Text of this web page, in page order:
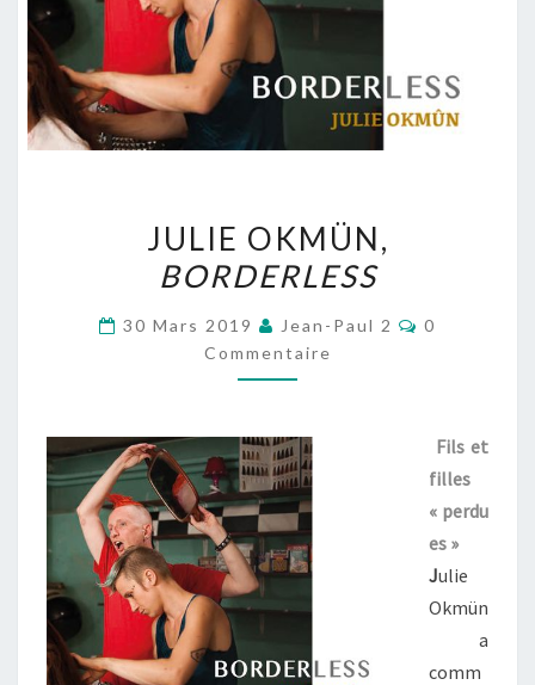
OKMÜN,
BORDERLESS
JULIE OKMÜN,
BORDERLESS
30 Mars 2019 Jean-Paul 2
0
Commentaire
Fils et
filles
« perdu
es »
Julie
Okmün
a
comm